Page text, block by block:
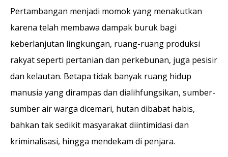
Pertambangan menjadi momok yang menakutkan
karena telah membawa dampak buruk bagi
keberlanjutan lingkungan, ruang-ruang produksi
rakyat seperti pertanian dan perkebunan, juga pesisir
dan kelautan. Betapa tidak banyak ruang hidup
manusia yang dirampas dan dialihfungsikan, sumber-
sumber air warga dicemari, hutan dibabat habis,
bahkan tak sedikit masyarakat diintimidasi dan
kriminalisasi, hingga mendekam di penjara.